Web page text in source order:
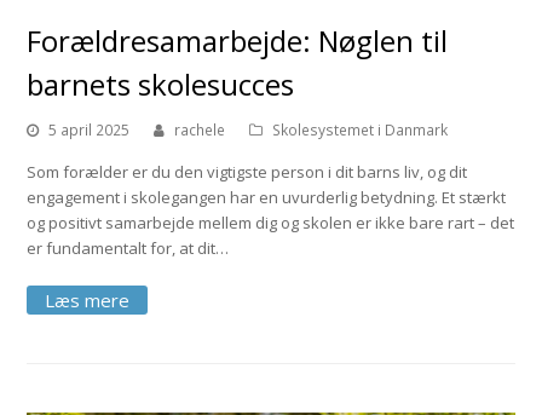
Forældresamarbejde: Nøglen til
barnets skolesucces
5 april 2025 rachele Skolesystemet i Danmark
Som forælder er du den vigtigste person i dit barns liv, og dit
engagement i skolegangen har en uvurderlig betydning. Et stærkt
og positivt samarbejde mellem dig og skolen er ikke bare rart – det
er fundamentalt for, at dit…